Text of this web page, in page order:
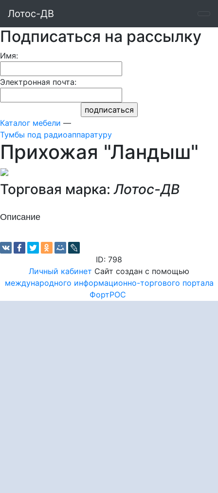
Лотос-ДВ
Подписаться на рассылку
Имя:
Электронная почта:
Каталог мебели —
Тумбы под радиоаппаратуру
Прихожая "Ландыш"
Торговая марка:Лотос-ДВ
Описание
ID: 798
Личный кабинет Сайт создан с помощью
международного информационно-торгового портала
ФортРОС